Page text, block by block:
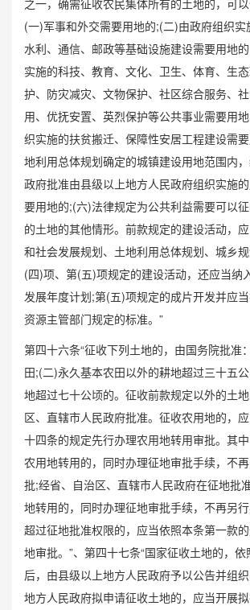
(一)军事和外交需要用地的;(二)由政府组织实
水利、通信、邮政等基础设施建设需要用地
实施的科技、教育、文化、卫生、体育、生
护、防灾减灾、文物保护、社区综合服务、
用、优抚安置、英烈保护等公共事业需要用
织实施的扶贫搬迁、保障性安居工程建设需
地利用总体规划确定的城镇建设用地范围内
政府批准由县级以上地方人民政府组织实施
要用地的;(六)法律规定为公共利益需要可以
的土地的其他情形。前款规定的建设活动，
和社会发展规划、土地利用总体规划、城乡
(四)项、第(五)项规定的建设活动，还应当纳
发展年度计划;第(五)项规定的成片开发并应
资源主管部门规定的标准。”
第四十六条“征收下列土地的，由国务院批准
田;(二)永久基本农田以外的耕地超过三十五
地超过七十公顷的。征收前款规定以外的土
区、直辖市人民政府批准。征收农用地的，
十四条的规定先行办理农用地转用审批。其
农用地转用的，同时办理征地审批手续，不
批;经省、自治区、直辖市人民政府在征地批
地转用的，同时办理征地审批手续，不再另行
超过征地批准权限的，应当依照本条第一款
地审批。”、第四十七条“国家征收土地的，
后，由县级以上地方人民政府予以公告并组
地方人民政府拟申请征收土地的，应当开展